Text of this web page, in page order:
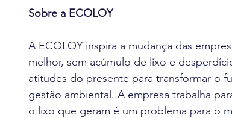
Sobre a ECOLOY
A ECOLOY inspira a mudança das
melhor, sem acúmulo de lixo e
atitudes do presente para transformar o
gestão ambiental. A empresa trabalha
o lixo que geram é um problema para o